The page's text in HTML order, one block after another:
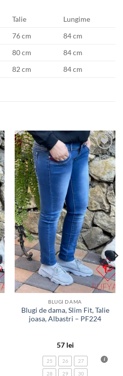
Talie
Lungime
76 cm
84 cm
80 cm
84 cm
82 cm 84 cm
Adauga
la
favorite
BLUGI DAMA
Blugi de dama, Slim Fit, Talie
joasa, Albastri – PF224
57 lei
25 26 27
28 29 30